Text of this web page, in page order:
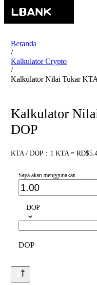
Beranda
/
Kalkulator Crypto
/
Kalkulator Nilai Tukar
Kalkulator
DOP
KTA / DOP：1 KTA =
Saya akan menggunakan
DOP
DOP